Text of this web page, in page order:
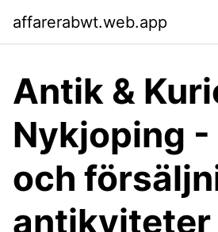
affarerabwt.web.app
Antik &
Nykjoping -
och
antikviteter